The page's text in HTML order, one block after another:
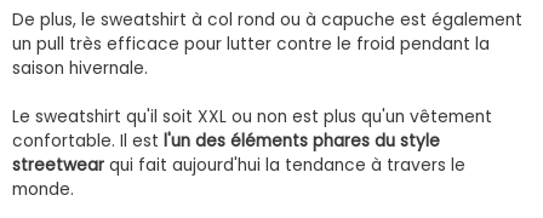
De plus, le sweatshirt à col rond ou à capuche est également
un pull très efficace pour lutter contre le froid pendant la
saison hivernale.
Le sweatshirt qu'il soit XXL ou non est plus qu'un vêtement
confortable. Il est l'un des éléments phares du style
streetwear qui fait aujourd'hui la tendance à travers le
monde.